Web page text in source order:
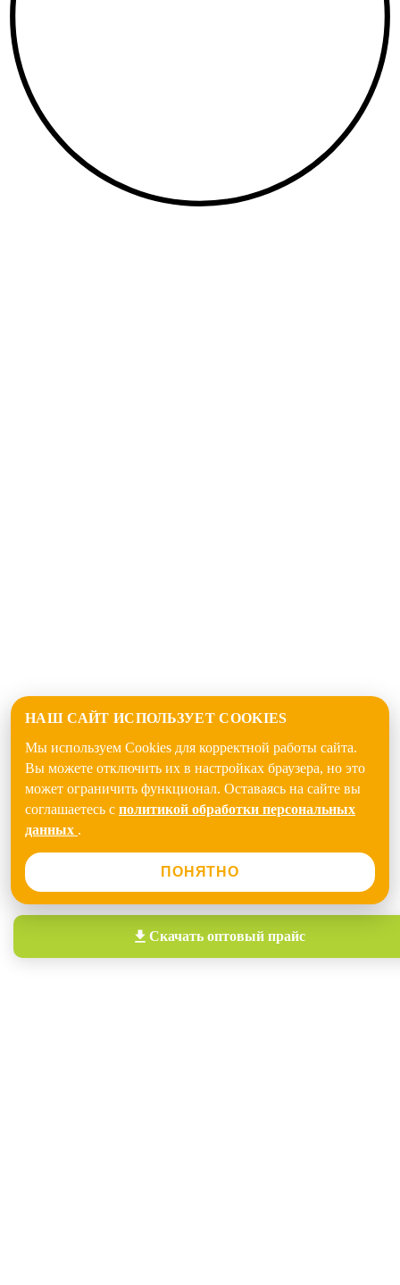
НАШ САЙТ ИСПОЛЬЗУЕТ COOKIES
Мы используем Cookies для корректной работы сайта.
Вы можете отключить их в настройках браузера, но это
может ограничить функционал. Оставаясь на сайте вы
соглашаетесь с политикой обработки персональных
данных .
ПОНЯТНО
Скачать оптовый прайс